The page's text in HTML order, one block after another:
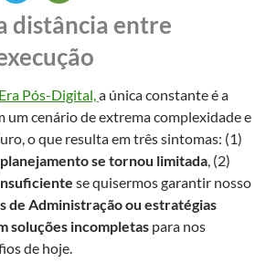
distância entre
Era Pós-Digital,a única constante é a
um cenário de extrema complexidade e
o que resulta em três sintomas: (1)
se tornou limitada, (2)
se quisermos garantir nosso
de Administração ou estratégias
soluções incompletas para nos
de hoje.